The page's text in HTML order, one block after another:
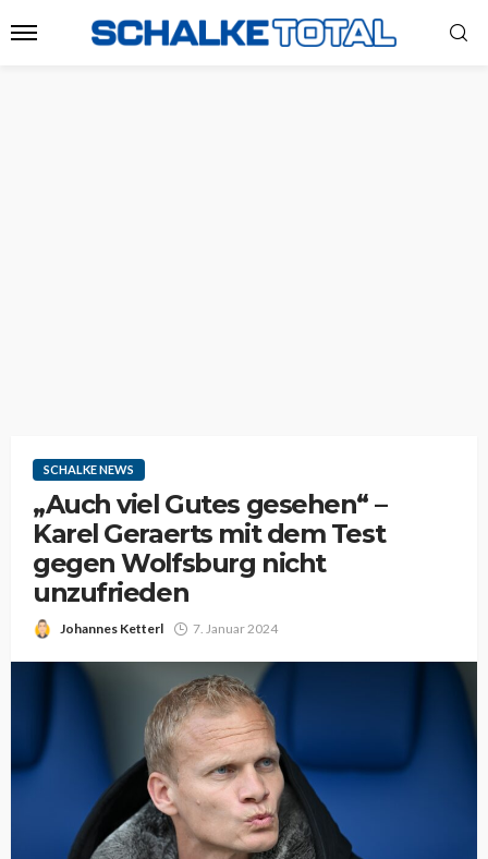
SCHALKE NEWS
„Auch viel Gutes gesehen“ –
Karel Geraerts mit dem Test
gegen Wolfsburg nicht
unzufrieden
Johannes Ketterl 7. Januar 2024